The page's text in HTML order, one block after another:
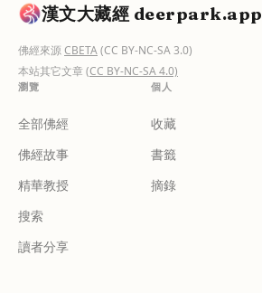
漢文大藏經 deerpark.app
佛經來源CBETA(CC BY-NC-SA 3.0)
本站其它文章(CC BY-NC-SA 4.0)
瀏覽
全部佛經
佛經故事
精華教授
搜索
讀者分享
個人
收藏
書籤
摘錄